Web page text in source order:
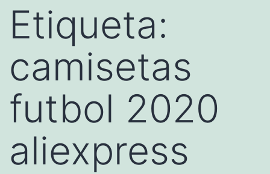
Etiqueta:
camisetas
futbol 2020
aliexpress